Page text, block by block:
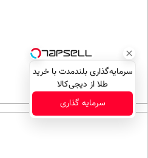
سرمایه‌گذاری بلندمدت با خرید
طلا از دیجی‌کالا
سرمایه گذاری